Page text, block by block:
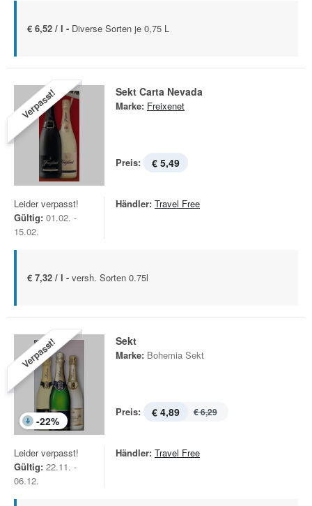
€ 6,52 / l - Diverse Sorten je 0,75 L
Verpasst! Sekt Carta Nevada
Marke: Freixenet
Preis: € 5,49
Leider verpasst!
Gültig: 01.02. -
15.02.
Händler: Travel Free
€ 7,32 / l - versh. Sorten 0.75l
Verpasst!
-22%
Sekt
Marke: Bohemia Sekt
Preis: € 4,89 € 6,29
Leider verpasst!
Gültig: 22.11. -
06.12.
Händler: Travel Free